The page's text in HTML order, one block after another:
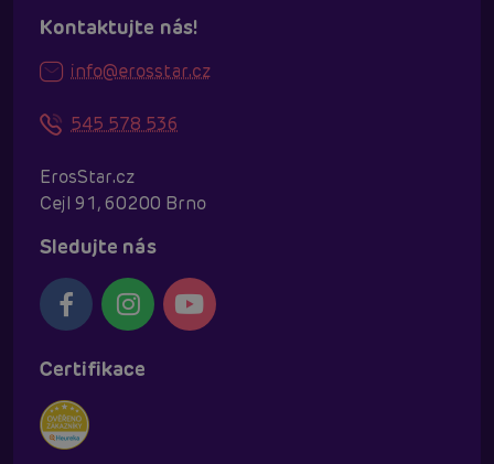
Kontaktujte nás!
info@erosstar.cz
545 578 536
ErosStar.cz
Cejl 91, 60200 Brno
Sledujte nás
Certifikace